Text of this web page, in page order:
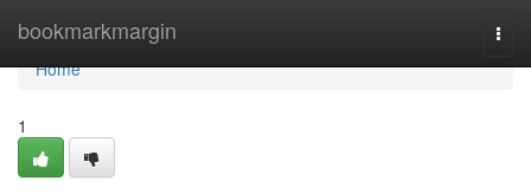
bookmarkmargin
Home
Home
1